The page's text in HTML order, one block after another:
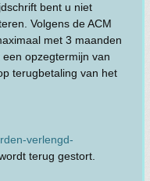
bent u niet
Volgens de ACM
met 3 maanden
opzegtermijn van
terugbetaling van het
verlengd-
terug gestort.